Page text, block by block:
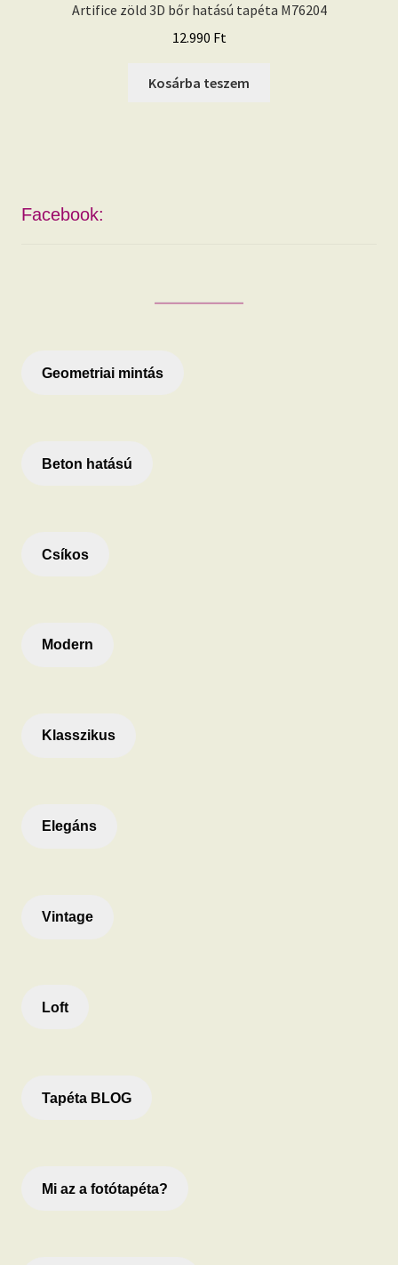
Artifice zöld 3D bőr hatású tapéta M76204
12.990 Ft
Kosárba teszem
Facebook:
Geometriai mintás
Beton hatású
Csíkos
Modern
Klasszikus
Elegáns
Vintage
Loft
Tapéta BLOG
Mi az a fotótapéta?